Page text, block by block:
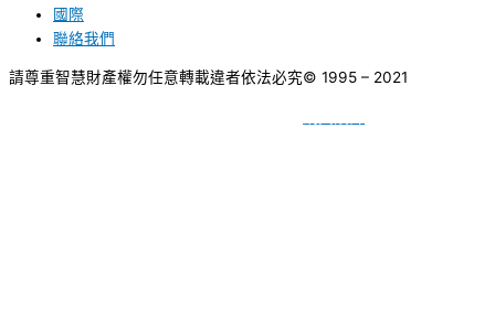
國際
聯絡我們
請尊重智慧財產權勿任意轉載違者依法必究© 1995 – 2021